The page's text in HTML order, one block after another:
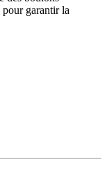
garantir la